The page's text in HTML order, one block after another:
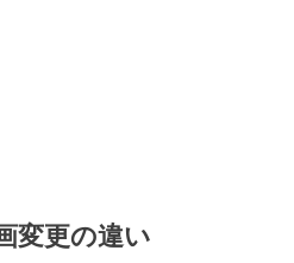
変更の違い